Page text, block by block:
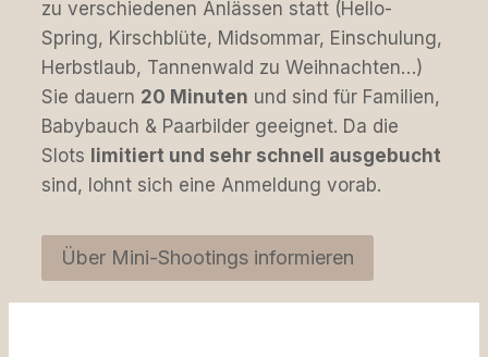
zu verschiedenen Anlässen statt (Hello-
Spring, Kirschblüte, Midsommar, Einschulung,
Herbstlaub, Tannenwald zu Weihnachten…)
Sie dauern 20 Minuten und sind für Familien,
Babybauch & Paarbilder geeignet. Da die
Slots limitiert und sehr schnell ausgebucht
sind, lohnt sich eine Anmeldung vorab.
Über Mini-Shootings informieren